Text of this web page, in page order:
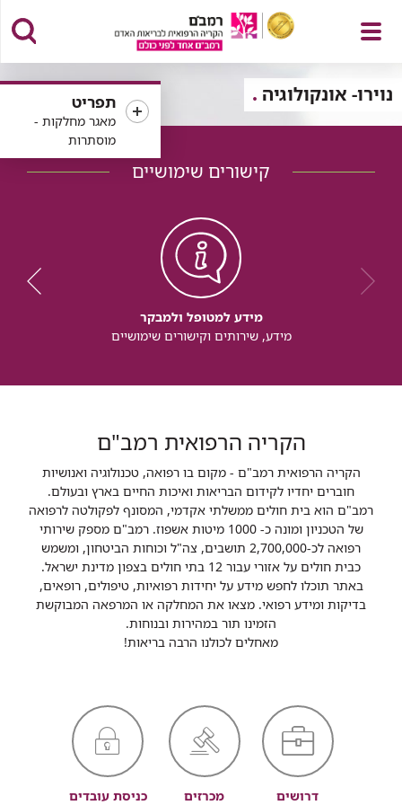
פתח
תפריט
תפריט
מאגר מחלקות -
מוסתרות
נוירו- אונקולוגיה
קישורים שימושיים
מידע למטופל ולמבקר
מידע, שירותים וקישורים שימושיים
הקריה הרפואית רמב"ם
הקריה הרפואית רמב"ם - מקום בו רפואה, טכנולוגיה ואנושיות
חוברים יחדיו לקידום הבריאות ואיכות החיים בארץ ובעולם.
רמב"ם הוא בית חולים ממשלתי אקדמי, המסונף לפקולטה לרפואה
של הטכניון ומונה כ- 1000 מיטות אשפוז. רמב"ם מספק שירותי
רפואה לכ-2,700,000 תושבים, צה"ל וכוחות הביטחון, ומשמש
כבית חולים על אזורי עבור 12 בתי חולים בצפון מדינת ישראל.
באתר תוכלו לחפש מידע על יחידות רפואיות, טיפולים, רופאים,
בדיקות ומידע רפואי. מצאו את המחלקה או המרפאה המבוקשת
הזמינו תור במהירות ובנוחות.
מאחלים לכולנו הרבה בריאות!
דרושים מכרזים כניסת עובדים